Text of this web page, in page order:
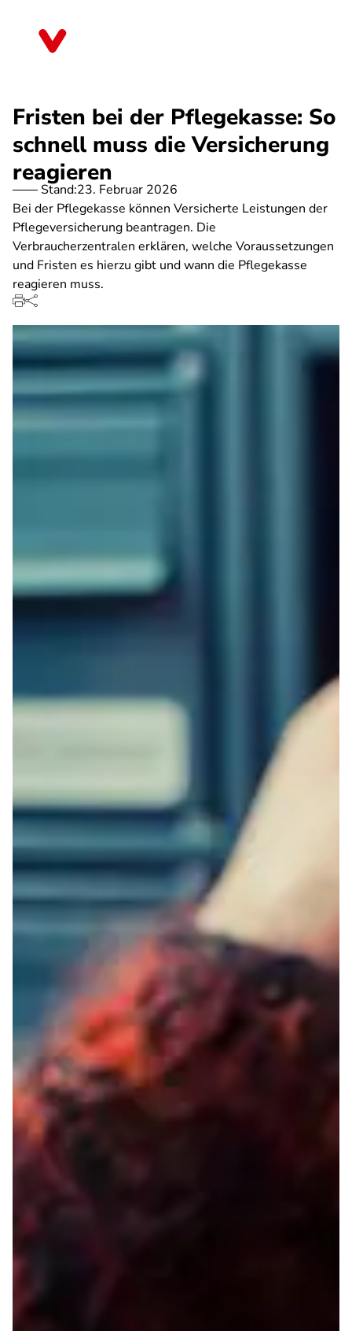
Fristen bei der Pflegekasse: So
schnell muss die Versicherung
reagieren
Stand:23. Februar 2026
Bei der Pflegekasse können Versicherte Leistungen der
Pflegeversicherung beantragen. Die
Verbraucherzentralen erklären, welche Voraussetzungen
und Fristen es hierzu gibt und wann die Pflegekasse
reagieren muss.